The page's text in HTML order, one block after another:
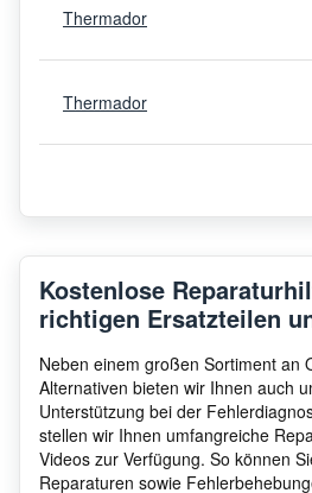
Thermador
Thermador
Thermador
Thermador
Kostenlose
richtigen Ersatzteilen
Neben einem großen Sortiment an
Alternativen bieten wir Ihnen auch
Unterstützung bei der
stellen wir Ihnen umfangreiche
Videos zur Verfügung. So können
Reparaturen sowie